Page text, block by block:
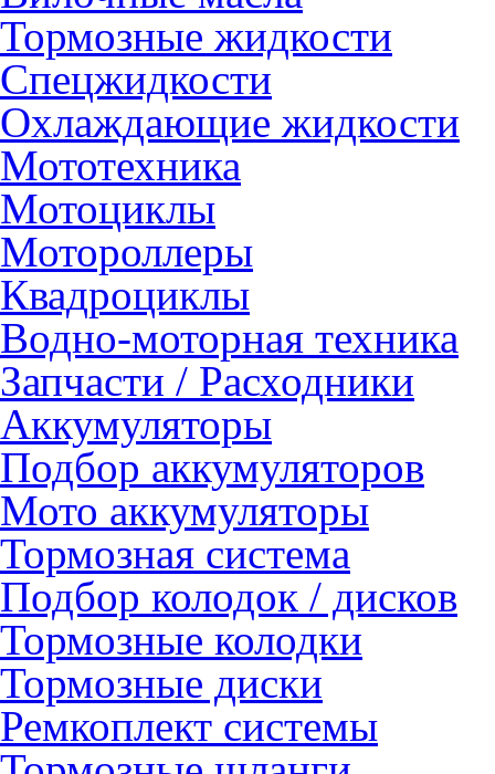
Тормозные жидкости
Спецжидкости
Охлаждающие жидкости
Мототехника
Мотоциклы
Мотороллеры
Квадроциклы
Водно-моторная техника
Запчасти / Расходники
Аккумуляторы
Подбор аккумуляторов
Мото аккумуляторы
Тормозная система
Подбор колодок / дисков
Тормозные колодки
Тормозные диски
Ремкоплект системы